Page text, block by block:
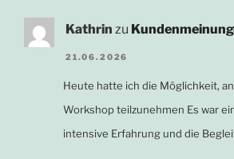
Kathrin zu
21.06.2026
Heute hatte ich die Möglichkeit,
Workshop teilzunehmen Es war
intensive Erfahrung und die